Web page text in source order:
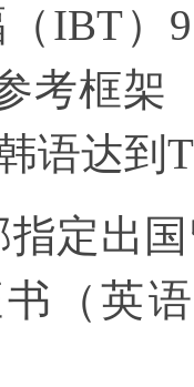
IBT）
考框架
语达到
指定出
（英